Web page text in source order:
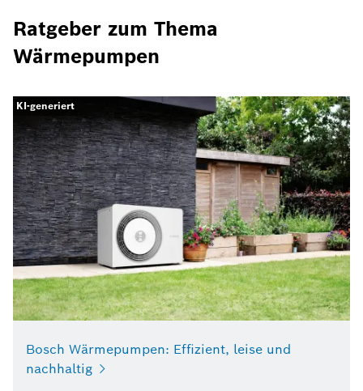
Ratgeber zum Thema
Wärmepumpen
KI-generiert
Bosch Wärmepumpen: Effizient, leise und
nachhaltig